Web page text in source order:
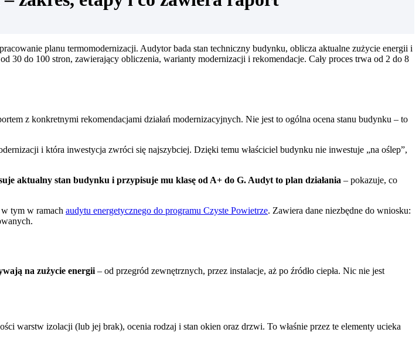
planu termomodernizacji. Audytor bada stan techniczny budynku, oblicza aktualne zużycie energii i
30 do 100 stron, zawierający obliczenia, warianty modernizacji i rekomendacje. Cały proces trwa od 2 do 8
z konkretnymi rekomendacjami działań modernizacyjnych. Nie jest to ogólna ocena stanu budynku – to
i która inwestycja zwróci się najszybciej. Dzięki temu właściciel budynku nie inwestuje „na oślep”,
aktualny stan budynku i przypisuje mu klasę od A+ do G. Audyt to plan działania – pokazuje, co
tym w ramach audytu energetycznego do programu Czyste Powietrze. Zawiera dane niezbędne do wniosku:
na zużycie energii – od przegród zewnętrznych, przez instalacje, aż po źródło ciepła. Nic nie jest
warstw izolacji (lub jej brak), ocenia rodzaj i stan okien oraz drzwi. To właśnie przez te elementy ucieka